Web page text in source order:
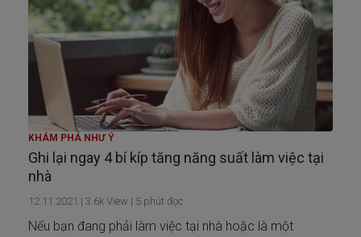
KHÁM PHÁ NHƯ Ý
Ghi lại ngay 4 bí kíp tăng năng suất làm việc tại
nhà
12.11.2021 | 3.6k View | 5 phút đọc
Nếu bạn đang phải làm việc tại nhà hoặc là một